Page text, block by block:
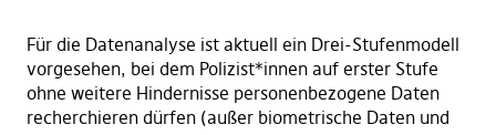
Für die Datenanalyse ist aktuell ein Drei-Stufenmodell
vorgesehen, bei dem Polizist*innen auf erster Stufe
ohne weitere Hindernisse personenbezogene Daten
recherchieren dürfen (außer biometrische Daten und